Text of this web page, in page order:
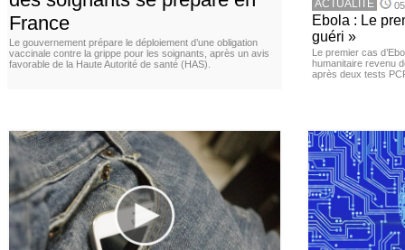
France
Le gouvernement prépare le déploiement d’une obligation
vaccinale contre la grippe pour les soignants, après un avis
favorable de la Haute Autorité de santé (HAS).
ACTUALITE
Ebola : Le
guéri »
Le premier cas
humanitaire revenu
après deux tests